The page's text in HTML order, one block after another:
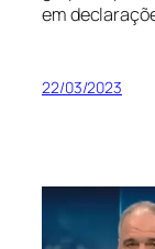
em
22/03/2023